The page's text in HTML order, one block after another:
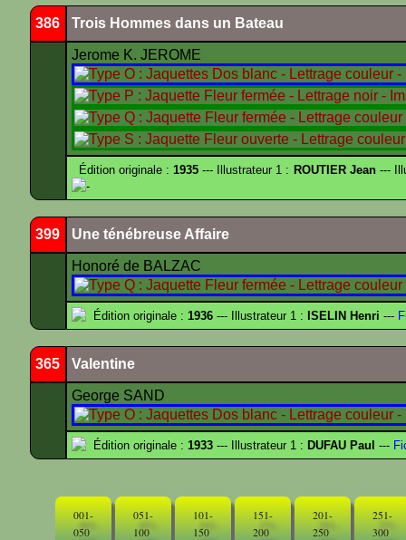
386 Trois Hommes dans un Bateau
Jerome K. JEROME
Édition originale :1935 --- Illustrateur 1 : ROUTIER Jean---
-
399 Une ténébreuse Affaire
Honoré de BALZAC
Édition originale : 1936 --- Illustrateur 1 : ISELIN Henri ---
365 Valentine
George SAND
Édition originale : 1933 --- Illustrateur 1 : DUFAU Paul ---
001-
050
051-
100
101-
150
151-
200
201-
250
251-
300